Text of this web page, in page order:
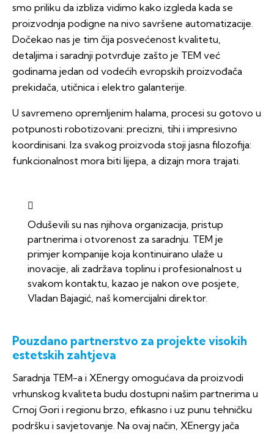
smo priliku da izbliza vidimo kako izgleda kada se
proizvodnja podigne na nivo savršene automatizacije.
Dočekao nas je tim čija posvećenost kvalitetu,
detaljima i saradnji potvrđuje zašto je TEM već
godinama jedan od vodećih evropskih proizvođača
prekidača, utičnica i elektro galanterije.
U savremeno opremljenim halama, procesi su gotovo u
potpunosti robotizovani: precizni, tihi i impresivno
koordinisani. Iza svakog proizvoda stoji jasna filozofija:
funkcionalnost mora biti lijepa, a dizajn mora trajati.
Oduševili su nas njihova organizacija, pristup
partnerima i otvorenost za saradnju. TEM je
primjer kompanije koja kontinuirano ulaže u
inovacije, ali zadržava toplinu i profesionalnost u
svakom kontaktu, kazao je nakon ove posjete,
Vladan Bajagić, naš komercijalni direktor.
Pouzdano partnerstvo za projekte visokih
estetskih zahtjeva
Saradnja TEM-a i XEnergy omogućava da proizvodi
vrhunskog kvaliteta budu dostupni našim partnerima u
Crnoj Gori i regionu brzo, efikasno i uz punu tehničku
podršku i savjetovanje. Na ovaj način, XEnergy jača